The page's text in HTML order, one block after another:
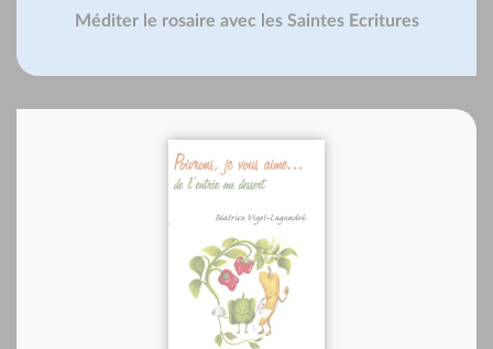
Méditer le rosaire avec les Saintes Ecritures